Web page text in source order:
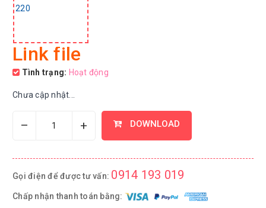
Link file
Tình trạng: Hoạt động
Chưa cập nhật...
– + DOWNLOAD
Gọi điện để được tư vấn: 0914 193 019
Chấp nhận thanh toán bằng: